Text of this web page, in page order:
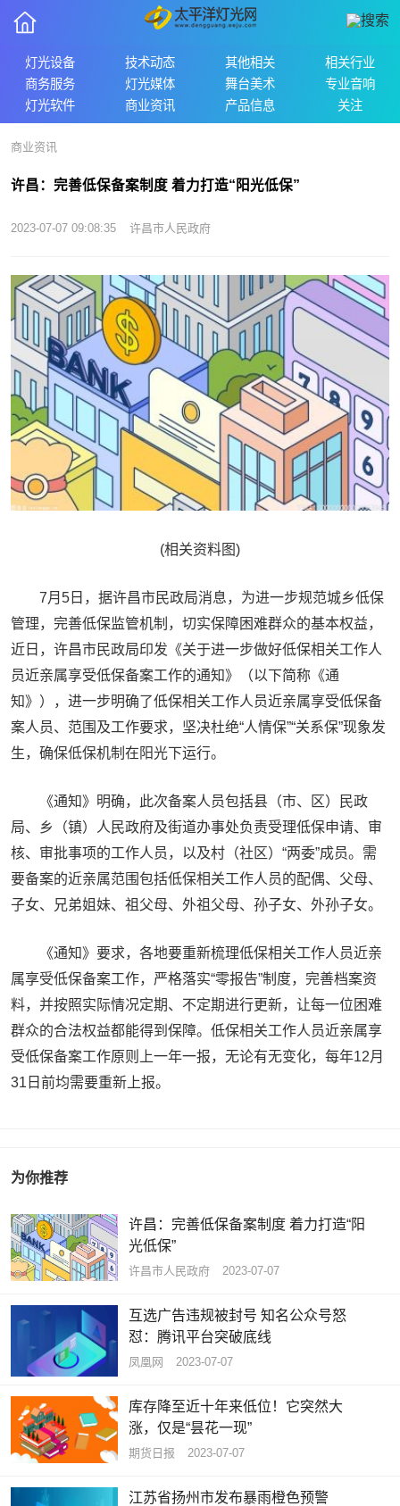
灯光设备 技术动态 其他相关
相关行业
商务服务
灯光媒体 舞台美术
专业音响
灯光软件
商业资讯 产品信息 关注
商业资讯
许昌：完善低保备案制度 着力打造“阳光低保”
2023-07-07 09:08:35 许昌市人民政府
(相关资料图)
7月5日，据许昌市民政局消息，为进一步规范城乡低保
管理，完善低保监管机制，切实保障困难群众的基本权益，
近日，许昌市民政局印发《关于进一步做好低保相关工作人
员近亲属享受低保备案工作的通知》（以下简称《通
知》），进一步明确了低保相关工作人员近亲属享受低保备
案人员、范围及工作要求，坚决杜绝“人情保”“关系保”现象发
生，确保低保机制在阳光下运行。
《通知》明确，此次备案人员包括县（市、区）民政
局、乡（镇）人民政府及街道办事处负责受理低保申请、审
核、审批事项的工作人员，以及村（社区）“两委”成员。需
要备案的近亲属范围包括低保相关工作人员的配偶、父母、
子女、兄弟姐妹、祖父母、外祖父母、孙子女、外孙子女。
《通知》要求，各地要重新梳理低保相关工作人员近亲
属享受低保备案工作，严格落实“零报告”制度，完善档案资
料，并按照实际情况定期、不定期进行更新，让每一位困难
群众的合法权益都能得到保障。低保相关工作人员近亲属享
受低保备案工作原则上一年一报，无论有无变化，每年12月
31日前均需要重新上报。
为你推荐
许昌：完善低保备案制度 着力打造“阳
光低保”
许昌市人民政府 2023-07-07
互选广告违规被封号 知名公众号怒
怼：腾讯平台突破底线
凤凰网 2023-07-07
库存降至近十年来低位！它突然大
涨，仅是“昙花一现”
期货日报 2023-07-07
江苏省扬州市发布暴雨橙色预警